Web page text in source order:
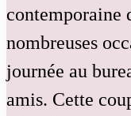
contemporaine
nombreuses
journée au
amis. Cette